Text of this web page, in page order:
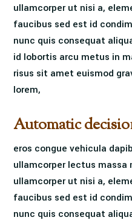
ullamcorper ut nisi a,
faucibus sed est id
nunc quis consequat
id lobortis arcu metus in
risus sit amet euismod
lorem,
Automatic
eros congue vehicula
ullamcorper lectus massa
ullamcorper ut nisi a,
faucibus sed est id
nunc quis consequat